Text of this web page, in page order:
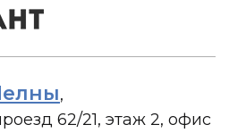
,
62/21, этаж 2, офис